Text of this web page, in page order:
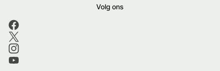
Volg ons